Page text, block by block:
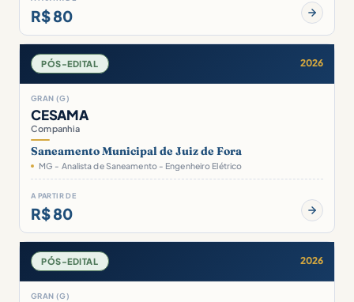
R$ 80
PÓS-EDITAL 2026
GRAN (G)
CESAMA
Companhia
Saneamento Municipal de Juiz de Fora
MG - Analista de Saneamento - Engenheiro Elétrico
A PARTIR DE
R$ 80
PÓS-EDITAL 2026
GRAN (G)